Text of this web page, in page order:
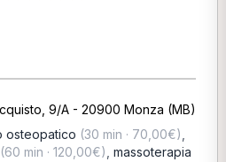
9/A - 20900 Monza (MB)
osteopatico (30 min · 70,00€)
(60 min · 120,00€) massoterapia